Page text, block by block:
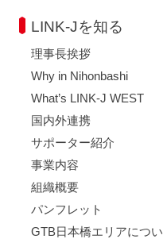
LINK-Jを知る
理事長挨拶
Why in Nihonbashi
What’s LINK-J WEST
国内外連携
サポーター紹介
事業内容
組織概要
パンフレット
GTB日本橋エリアについ